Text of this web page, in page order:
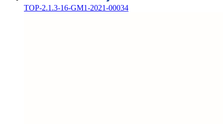
TOP-2.1.3-16-GM1-2021-00034